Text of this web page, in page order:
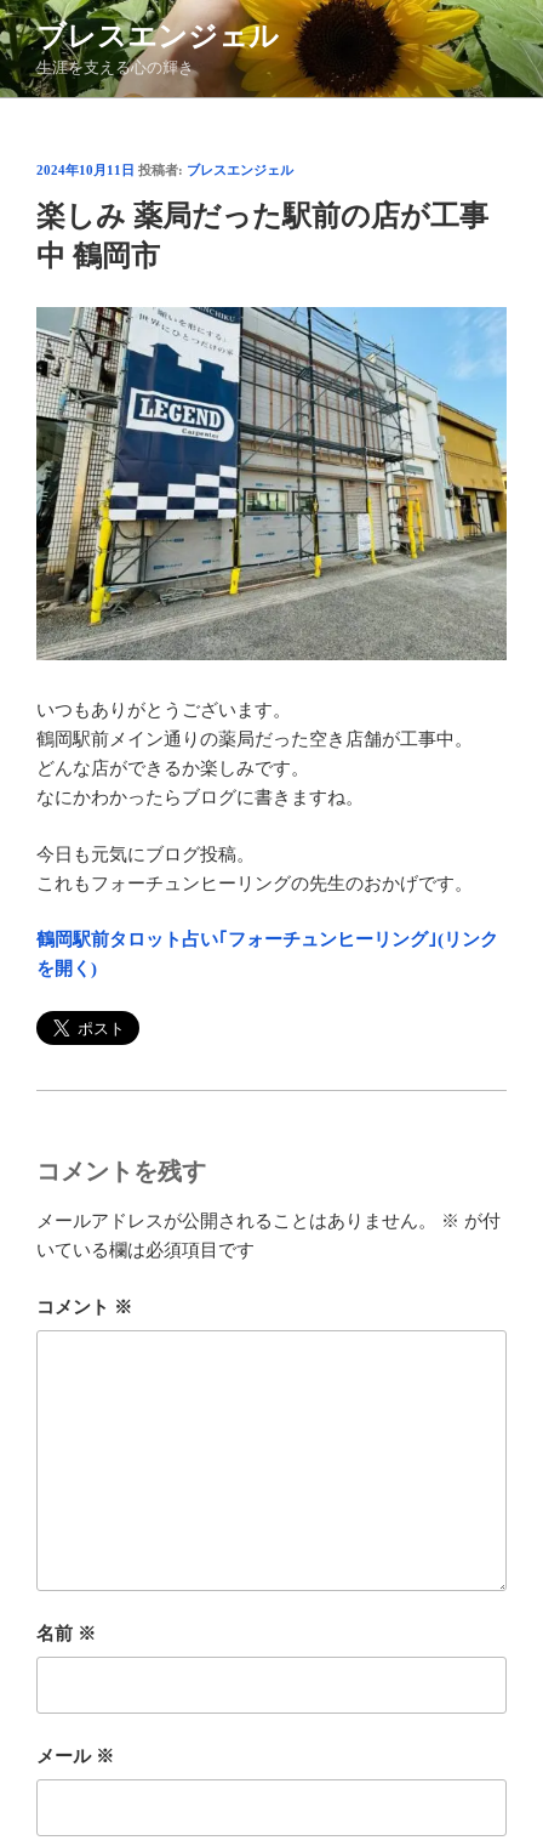
コ
ン
テ
ン
ブレスエンジェル
生涯を支える心の輝き
投
日:
2024年10月11日 投稿者: ブレスエンジェル
楽しみ 薬局だった駅前の店が工事
中 鶴岡市
いつもありがとうございます。
鶴岡駅前メイン通りの薬局だった空き店舗が工事中。
どんな店ができるか楽しみです。
なにかわかったらブログに書きますね。
今日も元気にブログ投稿。
これもフォーチュンヒーリングの先生のおかげです。
鶴岡駅前タロット占い｢フォーチュンヒーリング｣(リンク
を開く)
コメントを残す
メールアドレスが公開されることはありません。 ※ が付
いている欄は必須項目です
コメント ※
名前 ※
メール ※